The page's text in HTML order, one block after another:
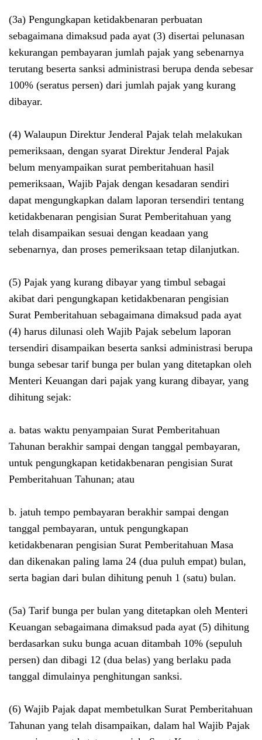
(3a) Pengungkapan ketidakbenaran perbuatan
sebagaimana dimaksud pada ayat (3) disertai pelunasan
kekurangan pembayaran jumlah pajak yang sebenarnya
terutang beserta sanksi administrasi berupa denda sebesar
100% (seratus persen) dari jumlah pajak yang kurang
dibayar.
(4) Walaupun Direktur Jenderal Pajak telah melakukan
pemeriksaan, dengan syarat Direktur Jenderal Pajak
belum menyampaikan surat pemberitahuan hasil
pemeriksaan, Wajib Pajak dengan kesadaran sendiri
dapat mengungkapkan dalam laporan tersendiri tentang
ketidakbenaran pengisian Surat Pemberitahuan yang
telah disampaikan sesuai dengan keadaan yang
sebenarnya, dan proses pemeriksaan tetap dilanjutkan.
(5) Pajak yang kurang dibayar yang timbul sebagai
akibat dari pengungkapan ketidakbenaran pengisian
Surat Pemberitahuan sebagaimana dimaksud pada ayat
(4) harus dilunasi oleh Wajib Pajak sebelum laporan
tersendiri disampaikan beserta sanksi administrasi berupa
bunga sebesar tarif bunga per bulan yang ditetapkan oleh
Menteri Keuangan dari pajak yang kurang dibayar, yang
dihitung sejak:
a. batas waktu penyampaian Surat Pemberitahuan
Tahunan berakhir sampai dengan tanggal pembayaran,
untuk pengungkapan ketidakbenaran pengisian Surat
Pemberitahuan Tahunan; atau
b. jatuh tempo pembayaran berakhir sampai dengan
tanggal pembayaran, untuk pengungkapan
ketidakbenaran pengisian Surat Pemberitahuan Masa
dan dikenakan paling lama 24 (dua puluh empat) bulan,
serta bagian dari bulan dihitung penuh 1 (satu) bulan.
(5a) Tarif bunga per bulan yang ditetapkan oleh Menteri
Keuangan sebagaimana dimaksud pada ayat (5) dihitung
berdasarkan suku bunga acuan ditambah 10% (sepuluh
persen) dan dibagi 12 (dua belas) yang berlaku pada
tanggal dimulainya penghitungan sanksi.
(6) Wajib Pajak dapat membetulkan Surat Pemberitahuan
Tahunan yang telah disampaikan, dalam hal Wajib Pajak